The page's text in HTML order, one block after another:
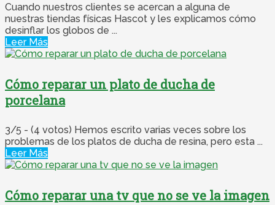
Cuando nuestros clientes se acercan a alguna de
nuestras tiendas físicas Hascot y les explicamos cómo
desinflar los globos de ...
Leer Más
Cómo reparar un plato de ducha de
porcelana
3/5 - (4 votos) Hemos escrito varias veces sobre los
problemas de los platos de ducha de resina, pero esta ...
Leer Más
Cómo reparar una tv que no se ve la imagen